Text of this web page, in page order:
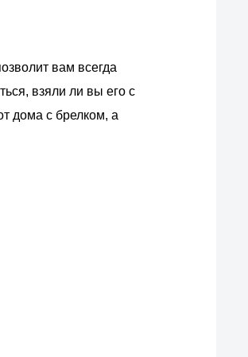
вам всегда
взяли ли вы его с
дома с брелком, а